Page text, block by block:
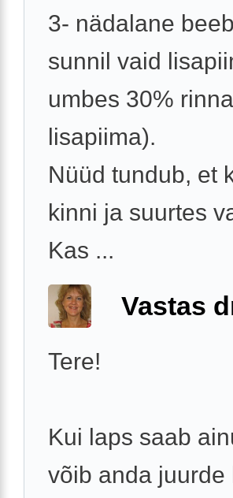
3- nädalane
sunnil vaid
umbes 30%
lisapiima).
Nüüd tundub, et
kinni ja suurtes
Kas ...
Vastas
Tere!
Kui laps saab
võib anda juurde